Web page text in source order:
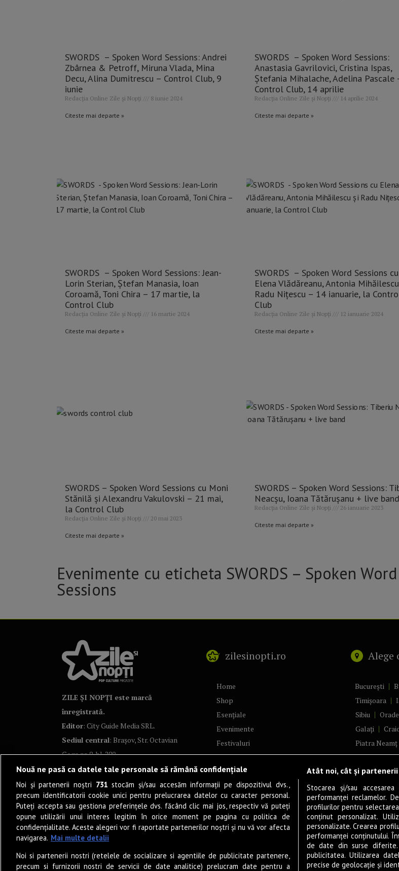
SWORDS – Spoken Word Sessions: Andrei
Zbârnea & Petroff, Miruna Vlada, Mina
Decu, Alina Dumitrescu – Control Club, 9
iunie
Redacția Online Zile și Nopți 8 iunie 2024
Citeste mai departe »
SWORDS – Spoken Word Sessions:
Anastasia Gavrilovici, Cristina Ispas,
Ștefania Mihalache, Adelina Pascale
Control Club, 14 aprilie
Redacția Online Zile și Nopți 14 aprilie 2024
Citeste mai departe »
SWORDS – Spoken Word Sessions: Jean-
Lorin Sterian, Ștefan Manasia, Ioan
Coroamă, Toni Chira – 17 martie, la
Control Club
Redacția Online Zile și Nopți 16 martie 2024
Citeste mai departe »
SWORDS – Spoken Word Sessions cu
Elena Vlădăreanu, Antonia
Radu Nițescu – 14 ianuarie, la
Club
Redacția Online Zile și Nopți 12 ianuarie 2024
Citeste mai departe »
SWORDS – Spoken Word Sessions cu Moni
Stănilă și Alexandru Vakulovski – 21 mai,
la Control Club
Redacția Online Zile și Nopți 20 mai 2023
Citeste mai departe »
SWORDS – Spoken Word Sessions:
Neacșu, Ioana Tătărușanu + live band
Redacția Online Zile și Nopți 26 ianuarie 2023
Citeste mai departe »
Evenimente cu eticheta SWORDS – Spoken Word
Sessions
ZILE ȘI NOPȚI este marcă
înregistrată.
Editor: City Guide Media SRL.
Sediul central: Brașov, Str. Octavian
Goga nr. 9, bl. 290
zilesinopti.ro
Home
Shop
Esențiale
Evenimente
Festivaluri
Concerte
Artă & Cultură
Teatru
Film
Program filme
Lifestyle
Muzică
Alege
București
Timișoara
Sibiu
Galați
Piatra Neamț
Brăila
Alba Iulia
Baia Mare
Sfântu
Tulcea
Botoșani
Târgoviște
Drobeta-
Nouă ne pasă ca datele tale personale să rămână confidențiale
Noi și partenerii noștri 731 stocăm și/sau accesăm informații pe dispozitivul dvs.,
precum identificatorii cookie unici pentru prelucrarea datelor cu caracter personal.
Puteți accepta sau gestiona preferințele dvs. făcând clic mai jos, respectiv vă puteți
opune utilizării unui interes legitim în orice moment pe pagina cu politica de
confidențialitate. Aceste alegeri vor fi raportate partenerilor noștri și nu vă vor afecta
navigarea. Mai multe detalii
Noi si partenerii nostri (retelele de socializare si agentiile de publicitate partenere,
precum si furnizorii nostri de servicii de date analitice) prelucram date pentru a
Atât noi, cât și
Stocarea și/sau
performanței reclamelor.
profilurilor pentru
conținut personalizat.
personalizate. Crearea
performanței conținutului.
de date din surse
publicitatea. Utilizarea
precise de geolocație și